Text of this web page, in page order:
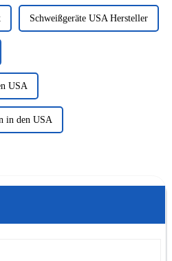
Schweißgeräte USA Hersteller
USA
in den USA